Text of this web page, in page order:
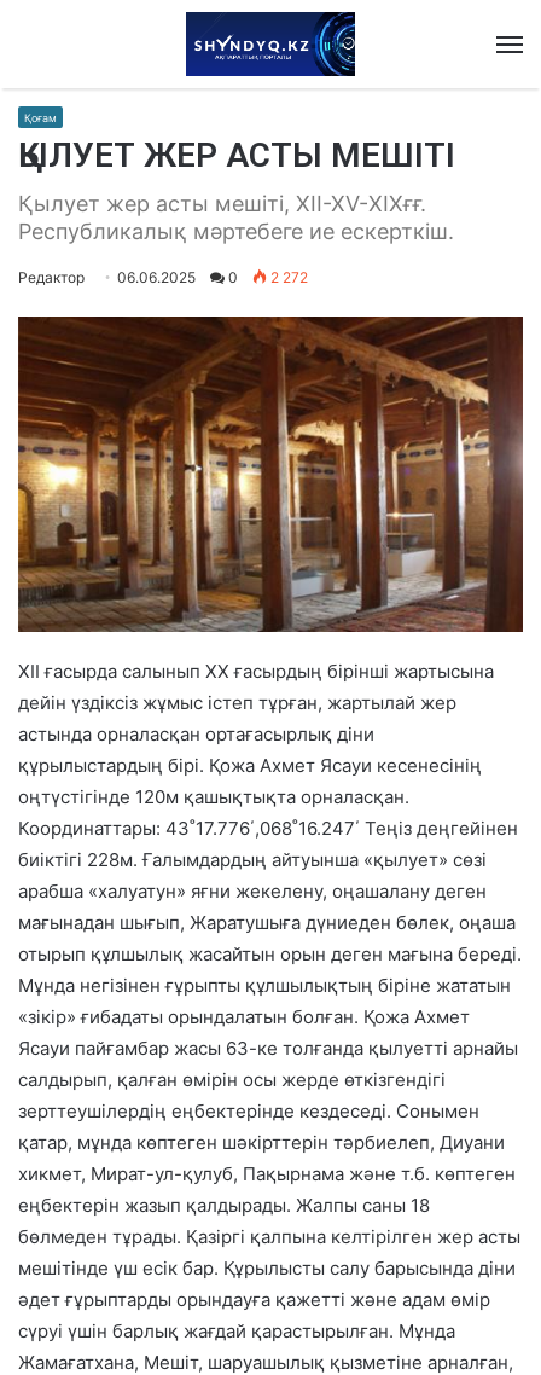
Қоғам
ҚЫЛУЕТ ЖЕР АСТЫ МЕШІТІ
Қылует жер асты мешіті, ХІІ-ХV-ХІХғғ.
Республикалық мәртебеге ие ескерткіш.
Редактор 06.06.2025 0 2 272
XII ғасырда салынып XX ғасырдың бірінші жартысына
дейін үздіксіз жұмыс істеп тұрған, жартылай жер
астында орналасқан ортағасырлық діни
құрылыстардың бірі. Қожа Ахмет Ясауи кесенесінің
оңтүстігінде 120м қашықтықта орналасқан.
Координаттары: 43˚17.776΄,068˚16.247΄ Теңіз деңгейінен
биіктігі 228м. Ғалымдардың айтуынша «қылует» сөзі
арабша «халуатун» яғни жекелену, оңашалану деген
мағынадан шығып, Жаратушыға дүниеден бөлек, оңаша
отырып құлшылық жасайтын орын деген мағына береді.
Мұнда негізінен ғұрыпты құлшылықтың біріне жататын
«зікір» ғибадаты орындалатын болған. Қожа Ахмет
Ясауи пайғамбар жасы 63-ке толғанда қылуетті арнайы
салдырып, қалған өмірін осы жерде өткізгендігі
зерттеушілердің еңбектерінде кездеседі. Сонымен
қатар, мұнда көптеген шәкірттерін тәрбиелеп, Диуани
хикмет, Мират-ул-қулуб, Пақырнама және т.б. көптеген
еңбектерін жазып қалдырады. Жалпы саны 18
бөлмеден тұрады. Қазіргі қалпына келтірілген жер асты
мешітінде үш есік бар. Құрылысты салу барысында діни
әдет ғұрыптарды орындауға қажетті және адам өмір
сүруі үшін барлық жағдай қарастырылған. Мұнда
Жамағатхана, Мешіт, шаруашылық қызметіне арналған,